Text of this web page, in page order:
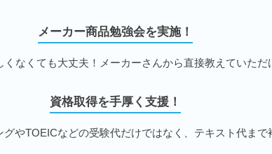
メーカー商品勉強会を実施！
くなくても大丈夫！メーカーさんから直接教えていただ
資格取得を手厚く支援！
グやTOEICなどの受験代だけではなく、テキスト代まで